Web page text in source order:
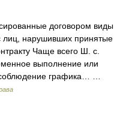
договором виды
нарушивших принятые
Чаще всего Ш. с.
выполнение или
графика… …